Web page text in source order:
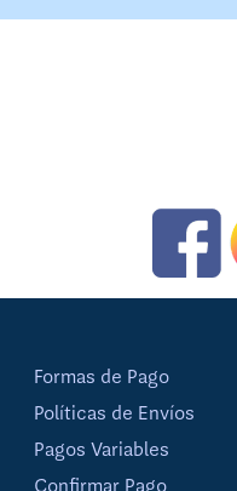
Formas de Pago
Políticas de Envíos
Pagos Variables